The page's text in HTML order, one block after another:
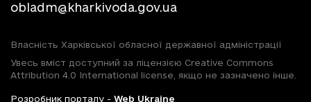
obladm@kharkivoda.gov.ua
Власність Харківської обласної державної адміністрації
Увесь вміст доступний за ліцензією Creative Commons
Attribution 4.0 International license, якщо не зазначено інше.
Розробник порталу - Web Ukraine